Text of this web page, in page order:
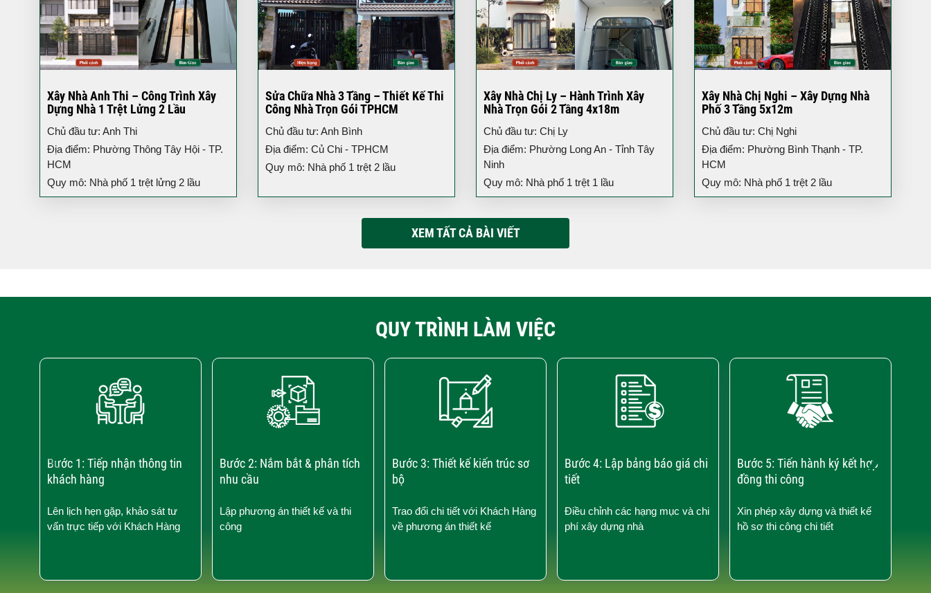
Xây Nhà Anh Thi – Công Trình Xây
Dựng Nhà 1 Trệt Lửng 2 Lầu
Chủ đầu tư: Anh Thi
Địa điểm: Phường Thông Tây Hội - TP.
HCM
Quy mô: Nhà phố 1 trệt lửng 2 lầu
Sửa Chữa Nhà 3 Tầng – Thiết Kế Thi
Công Nhà Trọn Gói TPHCM
Chủ đầu tư: Anh Bình
Địa điểm: Củ Chi - TPHCM
Quy mô: Nhà phố 1 trệt 2 lầu
Xây Nhà Chị Ly – Hành Trình Xây
Nhà Trọn Gói 2 Tầng 4x18m
Chủ đầu tư: Chị Ly
Địa điểm: Phường Long An - Tỉnh Tây
Ninh
Quy mô: Nhà phố 1 trệt 1 lầu
Xây Nhà Chị Nghi – Xây Dựng Nhà
Phố 3 Tầng 5x12m
Chủ đầu tư: Chị Nghi
Địa điểm: Phường Bình Thạnh - TP.
HCM
Quy mô: Nhà phố 1 trệt 2 lầu
XEM TẤT CẢ BÀI VIẾT
QUY TRÌNH LÀM VIỆC
Bước 1: Tiếp nhận thông tin
khách hàng
Lên lịch hẹn gặp, khảo sát tư
vấn trực tiếp với Khách Hàng
Bước 2: Nắm bắt & phân tích
nhu cầu
Lập phương án thiết kế và thi
công
Bước 3: Thiết kế kiến trúc sơ
bộ
Trao đổi chi tiết với Khách Hàng
về phương án thiết kế
Bước 4: Lập bảng báo giá chi
tiết
Điều chỉnh các hạng mục và chi
phí xây dựng nhà
Bước 5: Tiến hành ký kết hợp
đồng thi công
Xin phép xây dựng và thiết kế
hồ sơ thi công chi tiết
›
‹